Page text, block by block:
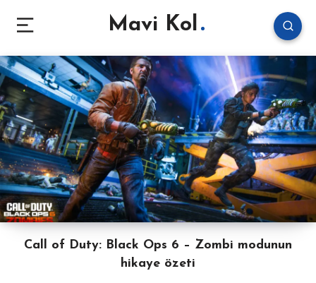
Mavi Kol
Call of Duty: Black Ops 6 – Zombi modunun
hikaye özeti